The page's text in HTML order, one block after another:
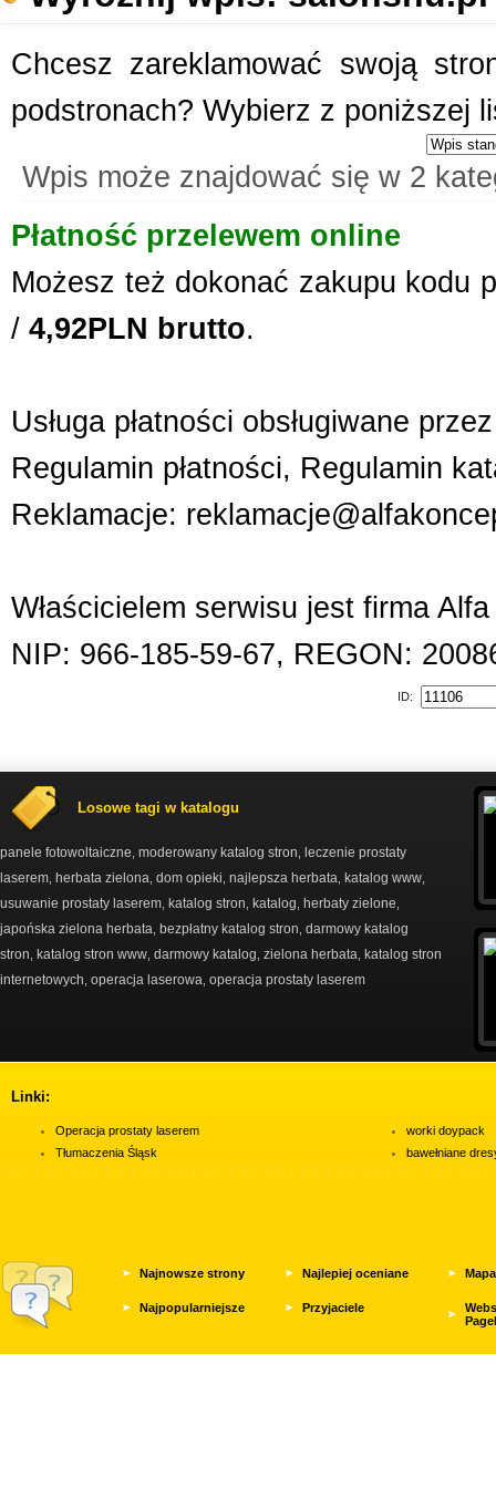
Chcesz zareklamować swoją
podstronach? Wybierz z poniższej
Wpis może znajdować się w 2
Płatność przelewem online
Możesz też dokonać zakupu kodu
/ 4,92PLN brutto.
Usługa płatności obsługiwane
Regulamin płatności, Regulamin
Reklamacje:
Właścicielem serwisu jest firma
NIP: 966-185-59-67, REGON:
ID:
Losowe tagi w katalogu
panele fotowoltaiczne moderowany katalog stron
leczenie prostaty
laserem herbata zielona dom opieki najlepsza herbata katalog www
usuwanie prostaty laserem katalog stron katalog herbaty zielone
japońska zielona herbata bezpłatny katalog stron darmowy katalog
stron
katalog stron www darmowy katalog zielona herbata katalog stron
internetowych operacja laserowa operacja prostaty laserem
Linki:
Operacja prostaty laserem
Tłumaczenia Śląsk
worki doypack
bawełniane
Najnowsze strony Najlepiej oceniane
Najpopularniejsze Przyjaciele